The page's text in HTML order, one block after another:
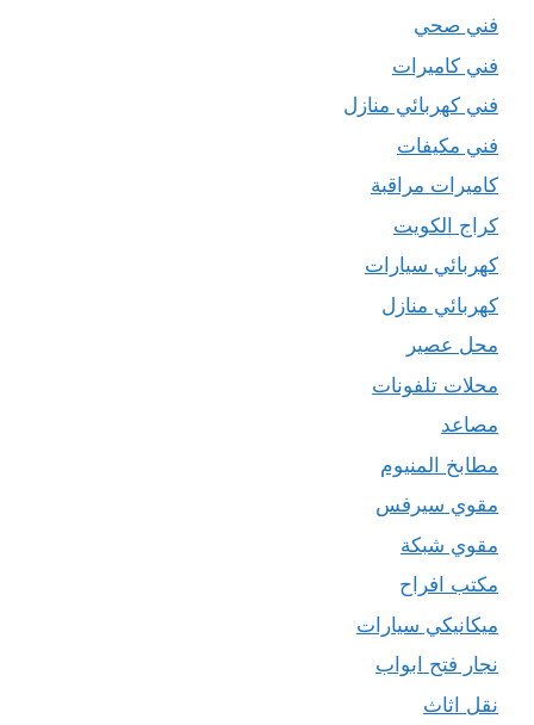
فني صحي
فني كاميرات
فني كهربائي منازل
فني مكيفات
كاميرات مراقبة
كراج الكويت
كهربائي سيارات
كهربائي منازل
محل عصير
محلات تلفونات
مصاعد
مطابخ المنيوم
مقوي سيرفس
مقوي شبكة
مكتب افراح
ميكانيكي سيارات
نجار فتح ابواب
نقل اثاث